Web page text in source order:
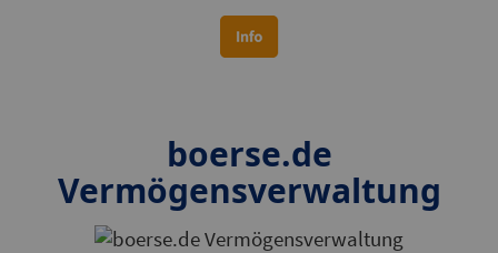
boerse.de
Vermögensverwaltung